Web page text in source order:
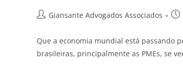
Giansante Advogados Associados
Que a economia mundial está passando
brasileiras, principalmente as PMEs, se